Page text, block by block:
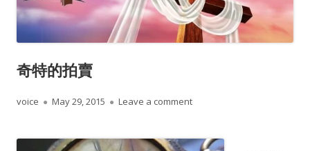
奇特的拍賣
Author
voice
Published
May 29, 2015 Leave a commenton 奇特的拍賣